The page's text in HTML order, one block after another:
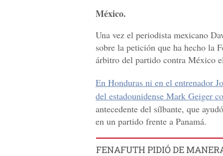
México.
Una vez el periodista mexicano
sobre la petición que ha hecho la
árbitro del partido contra México
En Honduras ni en el entrenador
del estadounidense Mark Geiger
antecedente del sílbante, que
en un partido frente a Panamá.
FENAFUTH PIDIÓ DE